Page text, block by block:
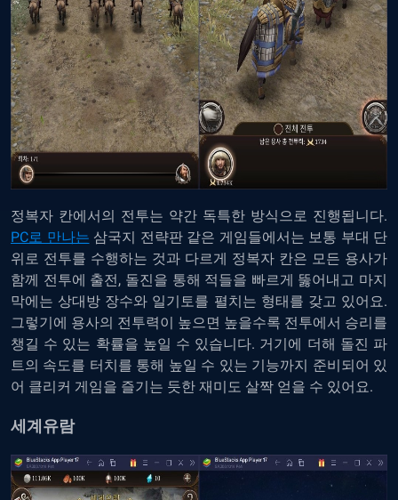
정복자 칸에서의 전투는 약간 독특한 방식으로 진행됩니다.
PC로 만나는 삼국지 전략판 같은 게임들에서는 보통 부대 단
위로 전투를 수행하는 것과 다르게 정복자 칸은 모든 용사가
함께 전투에 출전, 돌진을 통해 적들을 빠르게 뚫어내고 마지
막에는 상대방 장수와 일기토를 펼치는 형태를 갖고 있어요.
그렇기에 용사의 전투력이 높으면 높을수록 전투에서 승리를
챙길 수 있는 확률을 높일 수 있습니다. 거기에 더해 돌진 파
트의 속도를 터치를 통해 높일 수 있는 기능까지 준비되어 있
어 클리커 게임을 즐기는 듯한 재미도 살짝 얻을 수 있어요.
세계유람